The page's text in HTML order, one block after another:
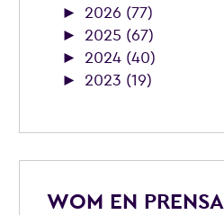
► 2026 (77)
► 2025 (67)
► 2024 (40)
► 2023 (19)
WOM EN PRENSA